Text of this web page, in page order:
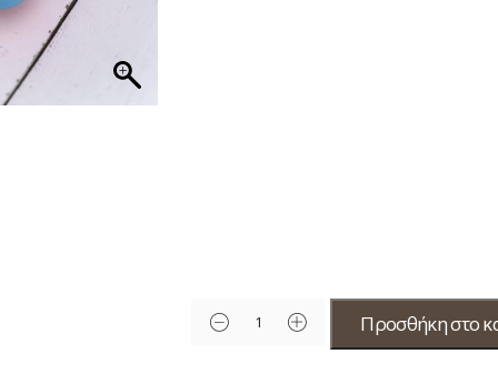
Προσθήκη στο